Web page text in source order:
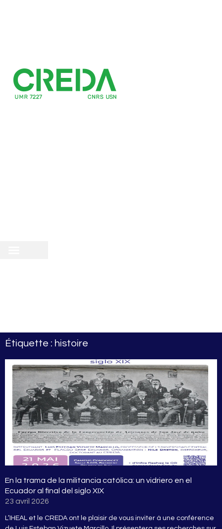
Étiquette : histoire
En la trama de la militancia católica: un vidriero en el
Ecuador al final del siglo XIX
23 avril 2026
L’IHEAL et le CREDA ont le plaisir de vous inviter à une conférence